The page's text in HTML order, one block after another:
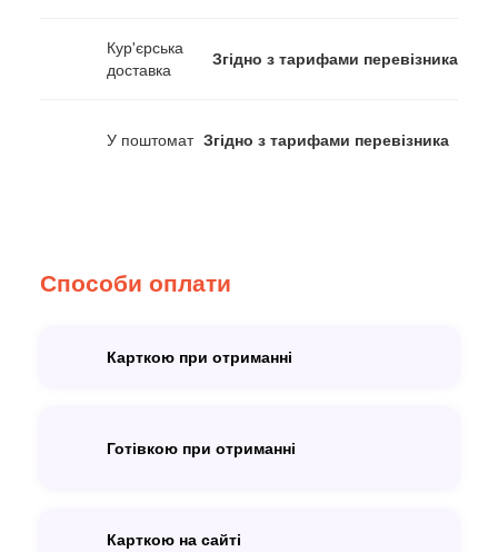
Кур'єрська
доставка
Згідно з тарифами перевізника
У поштомат Згідно з тарифами перевізника
Способи оплати
Карткою при отриманні
Готівкою при отриманні
Карткою на сайті